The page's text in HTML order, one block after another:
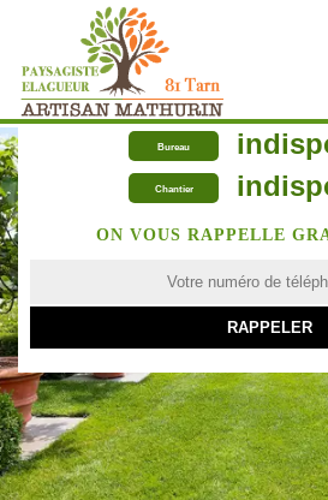
Bureau
Chantier
ON VOUS RAPPELLE